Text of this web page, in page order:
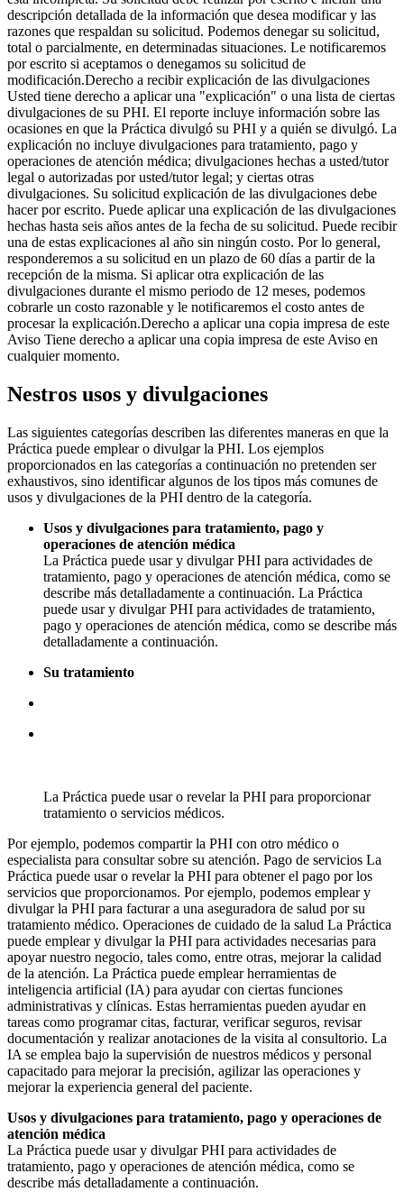
descripción detallada de la información que desea modificar y las
razones que respaldan su solicitud. Podemos denegar su solicitud,
total o parcialmente, en determinadas situaciones. Le notificaremos
por escrito si aceptamos o denegamos su solicitud de
modificación.Derecho a recibir explicación de las divulgaciones
Usted tiene derecho a aplicar una "explicación" o una lista de ciertas
divulgaciones de su PHI. El reporte incluye información sobre las
ocasiones en que la Práctica divulgó su PHI y a quién se divulgó. La
explicación no incluye divulgaciones para tratamiento, pago y
operaciones de atención médica; divulgaciones hechas a usted/tutor
legal o autorizadas por usted/tutor legal; y ciertas otras
divulgaciones. Su solicitud explicación de las divulgaciones debe
hacer por escrito. Puede aplicar una explicación de las divulgaciones
hechas hasta seis años antes de la fecha de su solicitud. Puede recibir
una de estas explicaciones al año sin ningún costo. Por lo general,
responderemos a su solicitud en un plazo de 60 días a partir de la
recepción de la misma. Si aplicar otra explicación de las
divulgaciones durante el mismo periodo de 12 meses, podemos
cobrarle un costo razonable y le notificaremos el costo antes de
procesar la explicación.Derecho a aplicar una copia impresa de este
Aviso Tiene derecho a aplicar una copia impresa de este Aviso en
cualquier momento.
Nestros usos y divulgaciones
Las siguientes categorías describen las diferentes maneras en que la
Práctica puede emplear o divulgar la PHI. Los ejemplos
proporcionados en las categorías a continuación no pretenden ser
exhaustivos, sino identificar algunos de los tipos más comunes de
usos y divulgaciones de la PHI dentro de la categoría.
Usos y divulgaciones para tratamiento, pago y
operaciones de atención médica
La Práctica puede usar y divulgar PHI para actividades de
tratamiento, pago y operaciones de atención médica, como se
describe más detalladamente a continuación. La Práctica
puede usar y divulgar PHI para actividades de tratamiento,
pago y operaciones de atención médica, como se describe más
detalladamente a continuación.
Su tratamiento
La Práctica puede usar o revelar la PHI para proporcionar
tratamiento o servicios médicos.
Por ejemplo, podemos compartir la PHI con otro médico o
especialista para consultar sobre su atención. Pago de servicios La
Práctica puede usar o revelar la PHI para obtener el pago por los
servicios que proporcionamos. Por ejemplo, podemos emplear y
divulgar la PHI para facturar a una aseguradora de salud por su
tratamiento médico. Operaciones de cuidado de la salud La Práctica
puede emplear y divulgar la PHI para actividades necesarias para
apoyar nuestro negocio, tales como, entre otras, mejorar la calidad
de la atención. La Práctica puede emplear herramientas de
inteligencia artificial (IA) para ayudar con ciertas funciones
administrativas y clínicas. Estas herramientas pueden ayudar en
tareas como programar citas, facturar, verificar seguros, revisar
documentación y realizar anotaciones de la visita al consultorio. La
IA se emplea bajo la supervisión de nuestros médicos y personal
capacitado para mejorar la precisión, agilizar las operaciones y
mejorar la experiencia general del paciente.
Usos y divulgaciones para tratamiento, pago y operaciones de
atención médica
La Práctica puede usar y divulgar PHI para actividades de
tratamiento, pago y operaciones de atención médica, como se
describe más detalladamente a continuación.